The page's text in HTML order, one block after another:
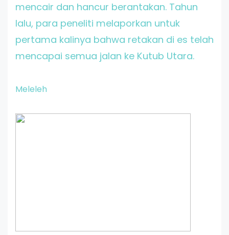
mencair dan hancur berantakan. Tahun
lalu, para peneliti melaporkan untuk
pertama kalinya bahwa retakan di es telah
mencapai semua jalan ke Kutub Utara.
Meleleh